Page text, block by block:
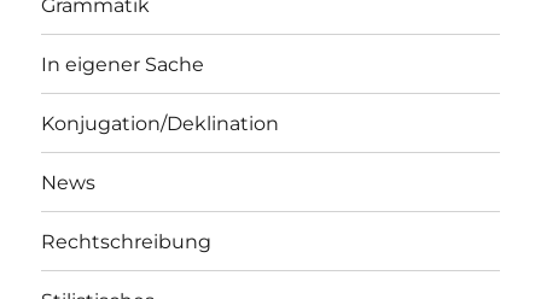
Grammatik
In eigener Sache
Konjugation/Deklination
News
Rechtschreibung